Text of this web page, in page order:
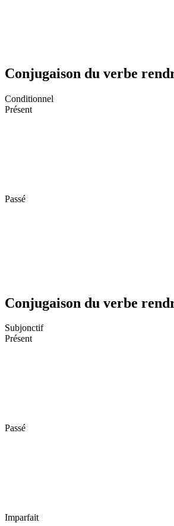
Conjugaison du verbe
Conditionnel
Présent
Passé
Conjugaison du verbe
Subjonctif
Présent
Passé
Imparfait